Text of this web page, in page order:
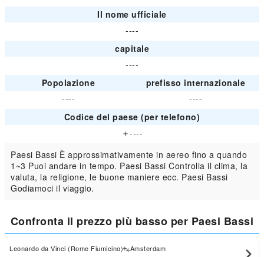
Il nome ufficiale
----
capitale
----
Popolazione
prefisso internazionale
----
----
Codice del paese (per telefono)
＋----
Paesi Bassi È approssimativamente in aereo fino a quando
1~3 Puoi andare in tempo. Paesi Bassi Controlla il clima, la
valuta, la religione, le buone maniere ecc. Paesi Bassi
Godiamoci il viaggio.
Confronta il prezzo più basso per Paesi Bassi
Leonardo da Vinci (Rome Fiumicino) Amsterdam